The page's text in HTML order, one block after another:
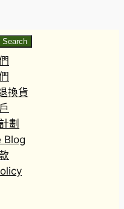
Search
換貨
劃
Blog